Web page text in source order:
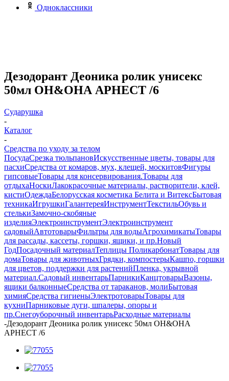
Одноклассники
Дезодорант Деоника ролик унисекс
50мл ОН&ОНА АРНЕСТ /6
Сударушка
-
Каталог
-
Средства по уходу за телом
ПосудаСрезка тюльпановИскусственные цветы, товары для
пасхиСредства от комаров, мух, клещей, москитовФигуры
гипсовыеТовары для консервирования.Товары для
отдыхаНоскиЛакокрасочные материалы, растворители, клей,
кистиОдеждаБелорусская косметика Белита и ВитексБытовая
техникаИгрушкиГалантереяИнструментТекстильОбувь и
стелькиЗамочно-скобяные
изделияЭлектроинструментЭлектроинструмент
садовыйАвтотоварыФильтры для водыАгрохимикатыТовары
для рассады, кассеты, горшки, ящики, и пр.Новый
ГодПосадочный материалТеплицы ПоликарбонатТовары для
домаТовары для животныхГрядки, компостерыКашпо, горшки
для цветов, поддержки для растенийПленка, укрывной
материал.Садовый инвентарьПарникиКанцтоварыВазоны,
ящики балконныеСредства от тараканов, молиБытовая
химияСредства гигиеныЭлектротоварыТовары для
кухниПарниковые дуги, шпалеры, опоры и
пр.Снегоуборочный инвентарьРасходные материалы
-Дезодорант Деоника ролик унисекс 50мл ОН&ОНА
АРНЕСТ /6